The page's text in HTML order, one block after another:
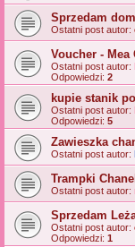
Sprzedam
Ostatni post autor:
Voucher - Mea
Ostatni post autor:
Odpowiedzi: 2
kupie stanik
Ostatni post autor:
Odpowiedzi: 5
Zawieszka
Ostatni post autor:
Trampki Chanel
Ostatni post autor:
Sprzedam
Ostatni post autor:
Odpowiedzi: 1